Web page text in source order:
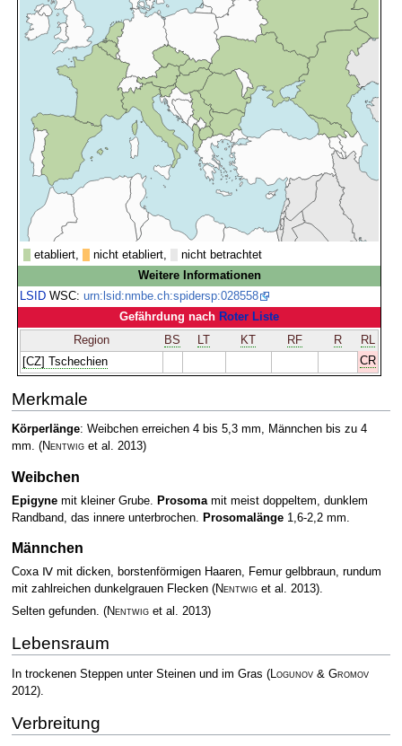
etabliert, nicht etabliert,
nicht betrachtet
Weitere Informationen
LSID WSC:urn:lsid:nmbe.ch:spidersp:028558
Gefährdung nach Roter Liste
Region
BS LT KT RF R
RL
[CZ] Tschechien
CR
Merkmale
Körperlänge: Weibchen erreichen 4 bis 5,3 mm, Männchen bis zu 4
mm. (Nentwiget al. 2013)
Weibchen
Epigynemit kleiner Grube. Prosomamit meist doppeltem, dunklem
Randband, das innere unterbrochen.
Prosomalänge1,6-2,2 mm.
Männchen
Coxa Ⅳ mit dicken, borstenförmigen Haaren, Femur gelbbraun, rundum
mit zahlreichen dunkelgrauen Flecken (Nentwiget al. 2013).
Selten gefunden. (Nentwiget al. 2013)
Lebensraum
In trockenen Steppen unter Steinen und im Gras (Logunov & Gromov
2012).
Verbreitung